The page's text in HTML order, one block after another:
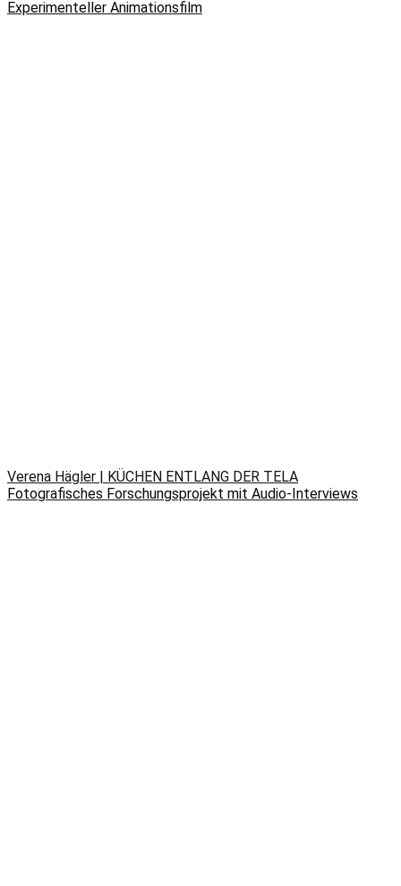
Experimenteller Animationsfilm
Verena Hägler | KÜCHEN ENTLANG DER TELA
Fotografisches Forschungsprojekt mit Audio-Interviews